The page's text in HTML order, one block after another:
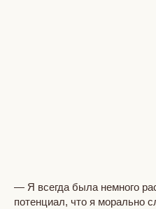
— Я всегда была немного
потенциал, что я морально